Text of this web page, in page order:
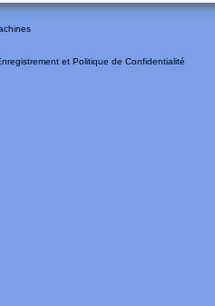
et Politique de Confidentialité